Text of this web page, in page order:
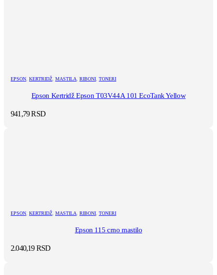
EPSON, KERTRIDŽ, MASTILA, RIBONI, TONERI
Epson Kertridž Epson T03V44A 101 EcoTank Yellow
941,79RSD
EPSON, KERTRIDŽ, MASTILA, RIBONI, TONERI
Epson 115 crno mastilo
2.040,19RSD